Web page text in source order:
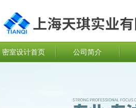
密室设计首页 公司简介